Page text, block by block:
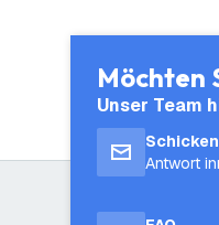
Unser Team
Antwort